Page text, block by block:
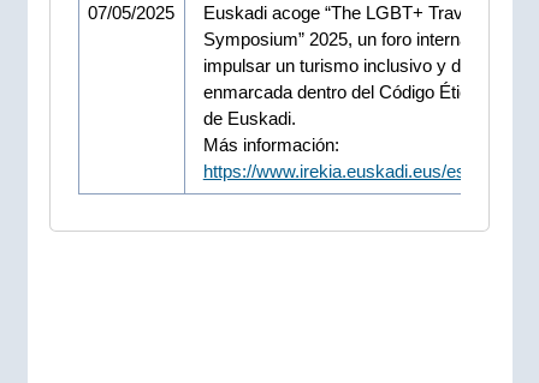
07/05/2025
Euskadi acoge “The LGBT+ Travel
Symposium” 2025, un foro internacional
impulsar un turismo inclusivo y diverso,
enmarcada dentro del Código Ético del
de Euskadi.
Más información:
https://www.irekia.euskadi.eus/es/news/